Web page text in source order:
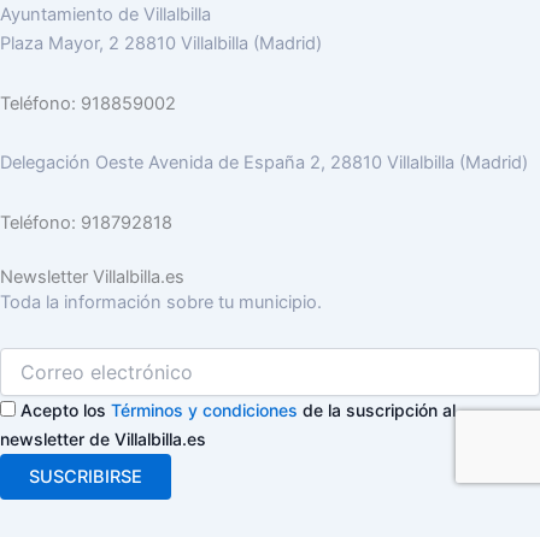
Ayuntamiento de Villalbilla
Plaza Mayor, 2 28810 Villalbilla (Madrid)
Teléfono: 918859002
Delegación Oeste Avenida de España 2, 28810 Villalbilla (Madrid)
Teléfono: 918792818
Newsletter Villalbilla.es
Toda la información sobre tu municipio.
Acepto los Términos y condiciones de la suscripción al
newsletter de Villalbilla.es
SUSCRIBIRSE